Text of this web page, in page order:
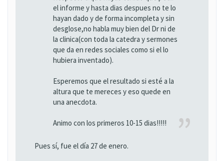
el informe y hasta dias despues no te lo
hayan dado y de forma incompleta y sin
desglose,no habla muy bien del Dr ni de
la clinica(con toda la catedra y sermones
que da en redes sociales como si el lo
hubiera inventado).
Esperemos que el resultado si esté a la
altura que te mereces y eso quede en
una anecdota.
Animo con los primeros 10-15 dias!!!!!
Pues sí, fue el día 27 de enero.